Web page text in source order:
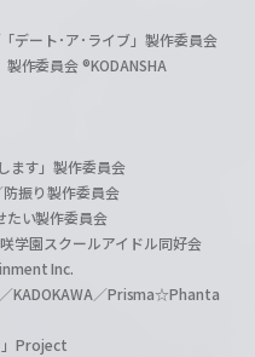
デート･ア･ライブ」製作委員会
作委員会 ®KODANSHA
ます」製作委員会
振り製作委員会
い製作委員会
学園スクールアイドル同好会
Inc.
KADOKAWA／Prisma☆Phanta
」Project